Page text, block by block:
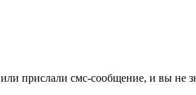
или прислали смс-сообщение, и вы не